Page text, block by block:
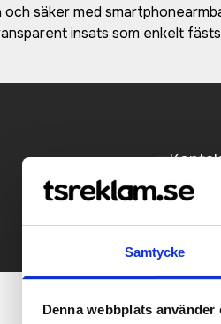
Samtycke
Denna webbplats använder
och säker med
insats som enkelt